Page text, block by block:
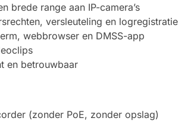
brede range aan IP-camera’s
versleuteling en logregistratie
webbrowser en DMSS-app
en betrouwbaar
(zonder PoE, zonder opslag)